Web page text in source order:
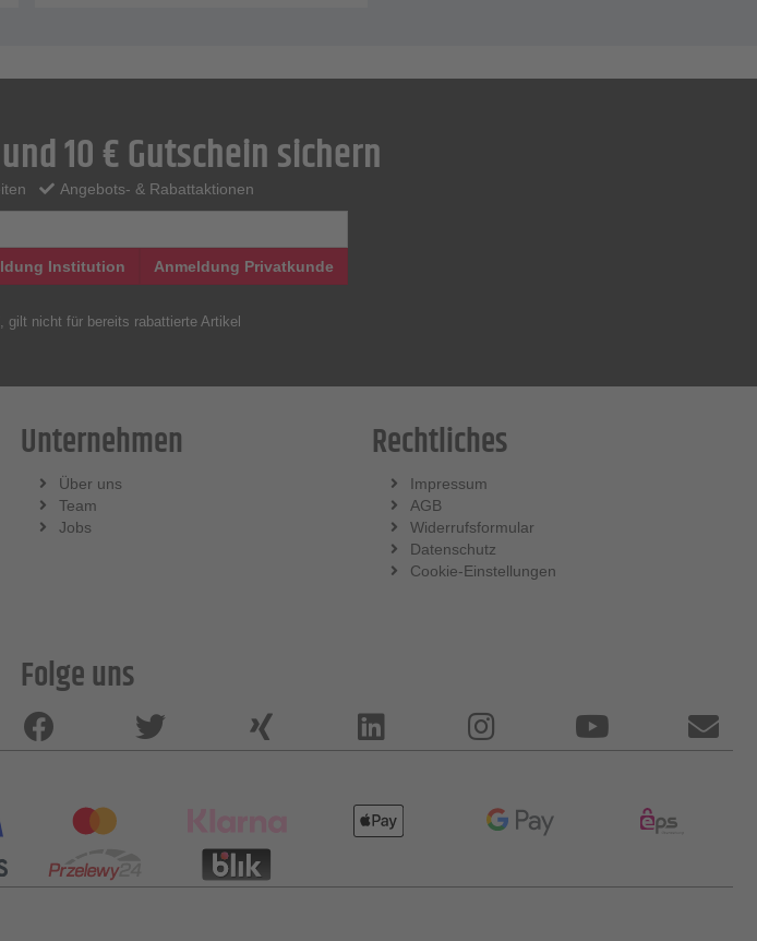
10 € Gutschein sichern
Angebots- & Rabattaktionen
Institution Anmeldung Privatkunde
gilt nicht für bereits rabattierte Artikel
Unternehmen
Über uns
Team
Jobs
Rechtliches
Impressum
AGB
Widerrufsformular
Datenschutz
Cookie-Einstellungen
Folge uns